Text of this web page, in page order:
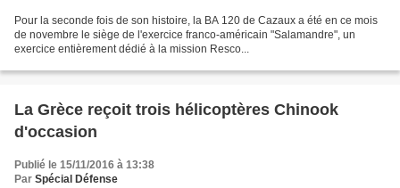
Pour la seconde fois de son histoire, la BA 120 de Cazaux a été en ce mois
de novembre le siège de l'exercice franco-américain "Salamandre", un
exercice entièrement dédié à la mission Resco...
La Grèce reçoit trois hélicoptères Chinook
d'occasion
Publié le 15/11/2016 à 13:38
Par Spécial Défense